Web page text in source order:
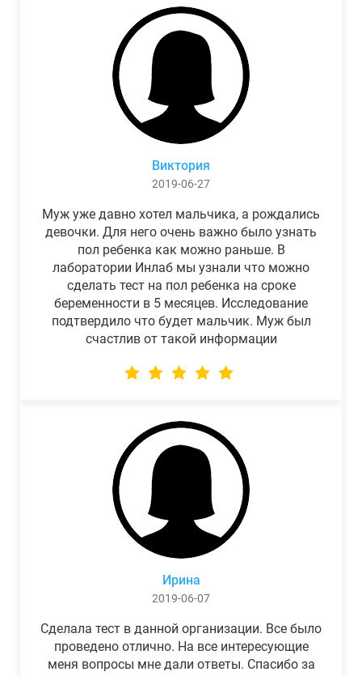
Виктория
2019-06-27
Муж уже давно хотел мальчика, а рождались
девочки. Для него очень важно было узнать
пол ребенка как можно раньше. В
лаборатории Инлаб мы узнали что можно
сделать тест на пол ребенка на сроке
беременности в 5 месяцев. Исследование
подтвердило что будет мальчик. Муж был
счастлив от такой информации
Ирина
2019-06-07
Сделала тест в данной организации. Все было
проведено отлично. На все интересующие
меня вопросы мне дали ответы. Спасибо за